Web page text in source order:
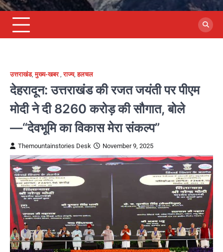
उत्तराखंड,मुख्य-खबर,राज्य,हलचल
देहरादून: उत्तराखंड की रजत जयंती पर पीएम
मोदी ने दी 8260 करोड़ की सौगात, बोले
—“देवभूमि का विकास मेरा संकल्प”
Themountainstories Desk November 9, 2025